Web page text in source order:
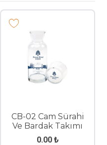
CB-02 Cam Sürahi
Ve Bardak Takımı
0.00 ₺